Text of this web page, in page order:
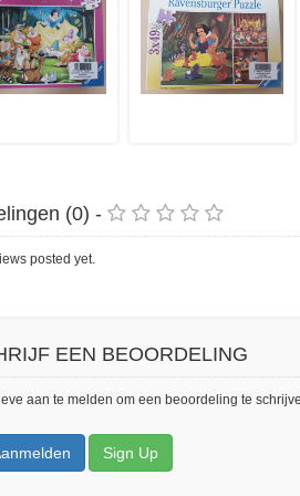
(0) -
posted yet.
EEN BEOORDELING
aan te melden om een beoordeling te
Sign Up